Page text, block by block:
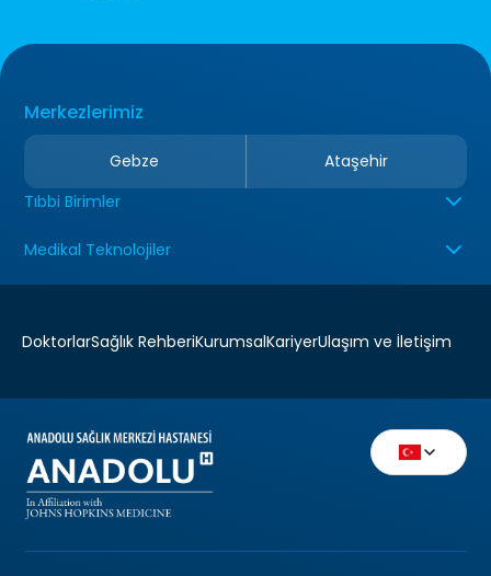
Merkezlerimiz
Gebze
Ataşehir
Tıbbi Birimler
Medikal Teknolojiler
DoktorlarSağlık RehberiKurumsalKariyerUlaşım ve İletişim